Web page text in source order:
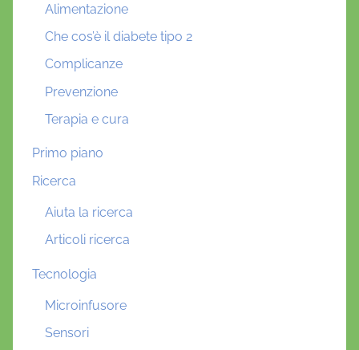
Alimentazione
Che cos’è il diabete tipo 2
Complicanze
Prevenzione
Terapia e cura
Primo piano
Ricerca
Aiuta la ricerca
Articoli ricerca
Tecnologia
Microinfusore
Sensori